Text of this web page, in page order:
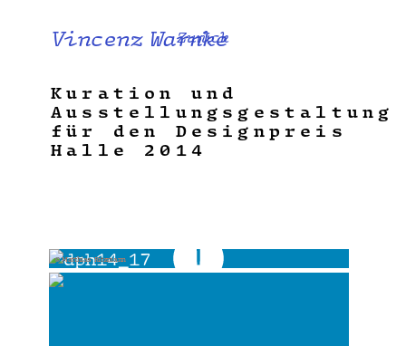
Vincenz Warnke
Zurück
Kuration und
Ausstellungsgestaltung
für den Designpreis
Halle 2014
© Matthias Ritzmann